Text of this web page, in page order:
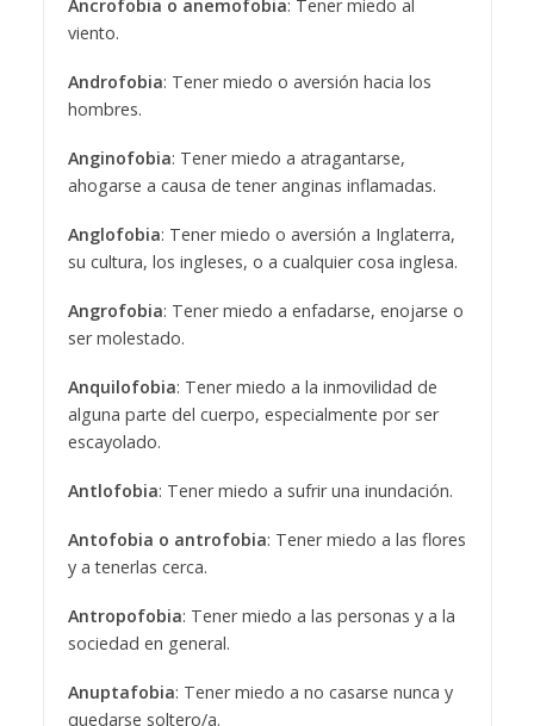
Ancrofobia o anemofobia: Tener miedo al
viento.
Androfobia: Tener miedo o aversión hacia los
hombres.
Anginofobia: Tener miedo a atragantarse,
ahogarse a causa de tener anginas inflamadas.
Anglofobia: Tener miedo o aversión a Inglaterra,
su cultura, los ingleses, o a cualquier cosa inglesa.
Angrofobia: Tener miedo a enfadarse, enojarse o
ser molestado.
Anquilofobia: Tener miedo a la inmovilidad de
alguna parte del cuerpo, especialmente por ser
escayolado.
Antlofobia: Tener miedo a sufrir una inundación.
Antofobia o antrofobia: Tener miedo a las flores
y a tenerlas cerca.
Antropofobia: Tener miedo a las personas y a la
sociedad en general.
Anuptafobia: Tener miedo a no casarse nunca y
quedarse soltero/a.